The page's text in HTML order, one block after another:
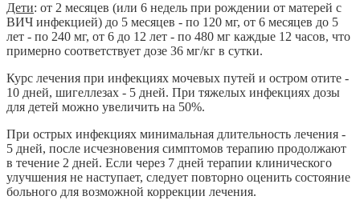
Дети: от 2 месяцев (или 6 недель при рождении от матерей с
ВИЧ инфекцией) до 5 месяцев - по 120 мг, от 6 месяцев до 5
лет - по 240 мг, от 6 до 12 лет - по 480 мг каждые 12 часов, что
примерно соответствует дозе 36 мг/кг в сутки.
Курс лечения при инфекциях мочевых путей и остром отите -
10 дней, шигеллезах - 5 дней. При тяжелых инфекциях дозы
для детей можно увеличить на 50%.
При острых инфекциях минимальная длительность лечения -
5 дней, после исчезновения симптомов терапию продолжают
в течение 2 дней. Если через 7 дней терапии клинического
улучшения не наступает, следует повторно оценить состояние
больного для возможной коррекции лечения.